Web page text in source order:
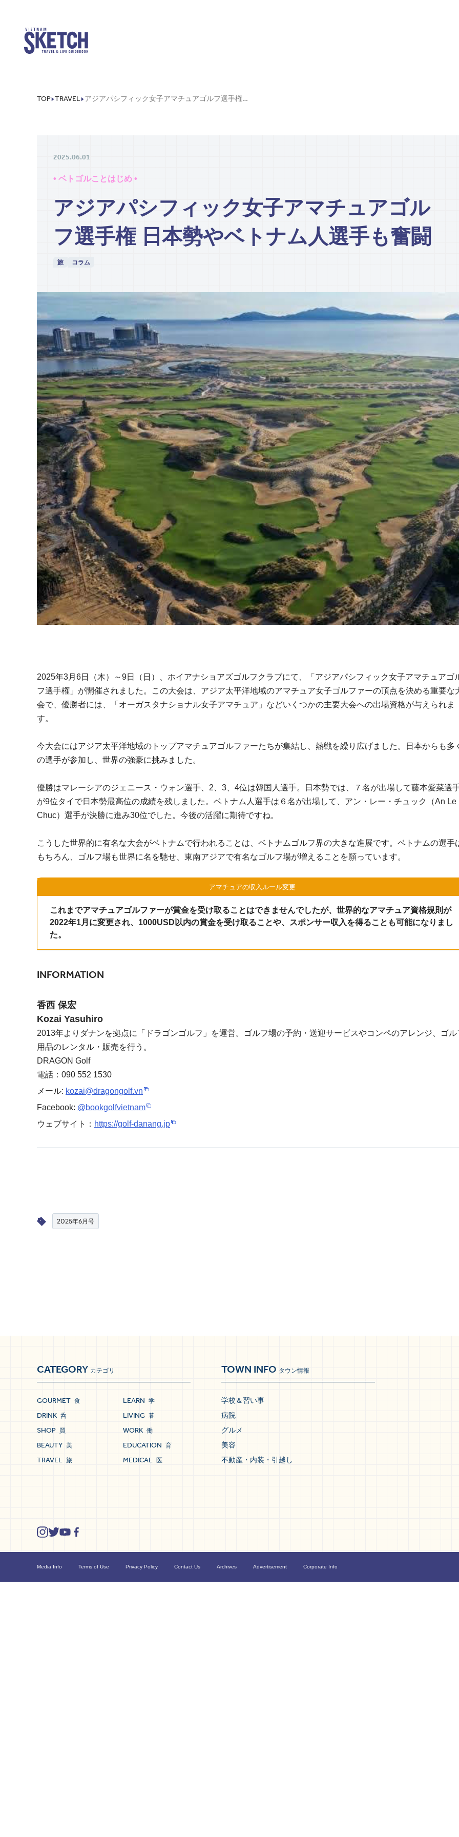
TOP TRAVEL アジアパシフィック女子アマチュアゴルフ選手権 日本勢やベトナム人選手も奮闘
2025.06.01
• ベトゴルことはじめ •
アジアパシフィック女子アマチュアゴル
フ選手権 日本勢やベトナム人選手も奮闘
旅 コラム
2025年3月6日（木）～9日（日）、ホイアナショアズゴルフクラブにて、「アジアパシフィック女子アマチュアゴ
フ選手権」が開催されました。この大会は、アジア太平洋地域のアマチュア女子ゴルファーの頂点を決める重要な
会で、優勝者には、「オーガスタナショナル女子アマチュア」などいくつかの主要大会への出場資格が与えられま
す。
今大会にはアジア太平洋地域のトップアマチュアゴルファーたちが集結し、熱戦を繰り広げました。日本からも多
の選手が参加し、世界の強豪に挑みました。
優勝はマレーシアのジェニース・ウォン選手、2、3、4位は韓国人選手。日本勢では、７名が出場して藤本愛菜選
が9位タイで日本勢最高位の成績を残しました。ベトナム人選手は６名が出場して、アン・レー・チュック（An Le
Chuc）選手が決勝に進み30位でした。今後の活躍に期待ですね。
こうした世界的に有名な大会がベトナムで行われることは、ベトナムゴルフ界の大きな進展です。ベトナムの選手
もちろん、ゴルフ場も世界に名を馳せ、東南アジアで有名なゴルフ場が増えることを願っています。
アマチュアの収入ルール変更
これまでアマチュアゴルファーが賞金を受け取ることはできませんでしたが、世界的なアマチュア資格規則が
2022年1月に変更され、1000USD以内の賞金を受け取ることや、スポンサー収入を得ることも可能になりまし
た。
INFORMATION
香西 保宏
Kozai Yasuhiro
2013年よりダナンを拠点に「ドラゴンゴルフ」を運営。ゴルフ場の予約・送迎サービスやコンペのアレンジ、ゴル
用品のレンタル・販売を行う。
DRAGON Golf
電話：090 552 1530
メール: kozai@dragongolf.vn
Facebook: @bookgolfvietnam
ウェブサイト： https://golf-danang.jp
2025年6月号
CATEGORY カテゴリ
GOURMET 食
DRINK 呑
SHOP 買
BEAUTY 美
TRAVEL 旅
LEARN 学
LIVING 暮
WORK 働
EDUCATION 育
MEDICAL 医
TOWN INFO タウン情報
学校＆習い事
病院
グルメ
美容
不動産・内装・引越し
Media Info Terms of Use Privacy Policy Contact Us Archives Advertisement Corporate Info